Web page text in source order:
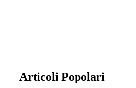
Articoli Popolari